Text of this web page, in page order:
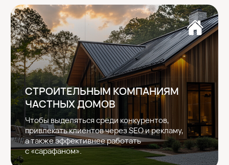
Почему наши
сайты работают
01
ЦЕПЛЯЮЩИЕ СМЫСЛЫ
Мы глубоко анализируем вашу целевую
аудиторию: её потребности, боли и страхи. Это
позволяет создавать сайты, которые точно
отвечают на запросы клиентов.